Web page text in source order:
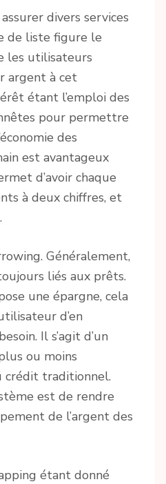
divers services
de liste figure le
les utilisateurs
argent à cet
étant l’emploi des
pour permettre
des
est avantageux
d’avoir chaque
à deux chiffres, et
Généralement,
liés aux prêts.
une épargne, cela
d’en
Il s’agit d’un
ou moins
crédit traditionnel.
est de rendre
de l’argent des
étant donné